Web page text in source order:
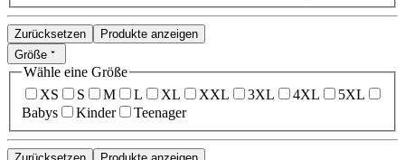
Zurücksetzen
Produkte anzeigen
Größe
Wähle eine Größe
XS
S M L XL XXL 3XL 4XL
5XL
Babys
Kinder Teenager